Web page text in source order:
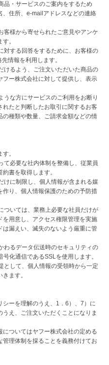
品・サービスのご案内をするため
、住所、e-mailアドレスなどの連絡
客様から寄せられたご意見やアンケ
。
対する回答をするために、お客様の
情報を利用します。
けるよう、ご注文いただいた商品の
ー株式会社に対して提供し、表示
な方にサービスのご利用をお断り
たと判断したお取引に関するお客
種類や数量、ご請求金額などの情
。
て必要な社内体制を整備し、従業員
書を取得します。
けに制限し、個人情報が含まれる媒
り、個人情報保護のための予防措
ついては、業務上必要な社員だけが
用意し、アクセス権限管理を実施
は漏えい、滅失のないよう厳重に管
わるデータ伝送時のセキュリティの
化通信であるSSLを使用します。
として、個人情報の受領時から一定
ます。
ーを理解のうえ、1．6）、7）に
え、ご注文いただくことになりま
ついてはヤフー株式会社の定める
理体制を採ることを義務付けてお